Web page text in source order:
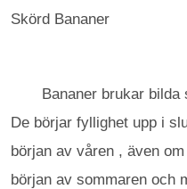
Skörd Bananer
Bananer brukar
De börjar fyllighet upp i
början av våren , även
början av sommaren och